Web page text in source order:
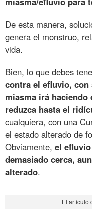
De esta manera,
genera el monstruo,
vida.
Bien, lo que debes
contra el efluvio,
miasma irá
reduzca hasta el
cualquiera, con una
el estado alterado de
Obviamente,el
demasiado cerca,
alterado.